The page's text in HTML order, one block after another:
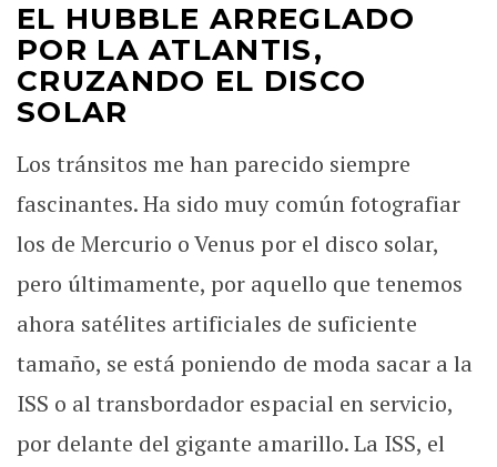
EL HUBBLE ARREGLADO
POR LA ATLANTIS,
CRUZANDO EL DISCO
SOLAR
Los tránsitos me han parecido siempre
fascinantes. Ha sido muy común fotografiar
los de Mercurio o Venus por el disco solar,
pero últimamente, por aquello que tenemos
ahora satélites artificiales de suficiente
tamaño, se está poniendo de moda sacar a la
ISS o al transbordador espacial en servicio,
por delante del gigante amarillo. La ISS, el